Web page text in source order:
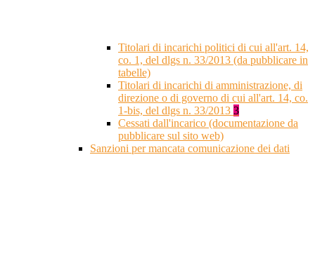
Titolari di incarichi politici di cui all'art. 14,
co. 1, del dlgs n. 33/2013 (da pubblicare in
tabelle)
Titolari di incarichi di amministrazione, di
direzione o di governo di cui all'art. 14, co.
1-bis, del dlgs n. 33/2013 3
Cessati dall'incarico (documentazione da
pubblicare sul sito web)
Sanzioni per mancata comunicazione dei dati